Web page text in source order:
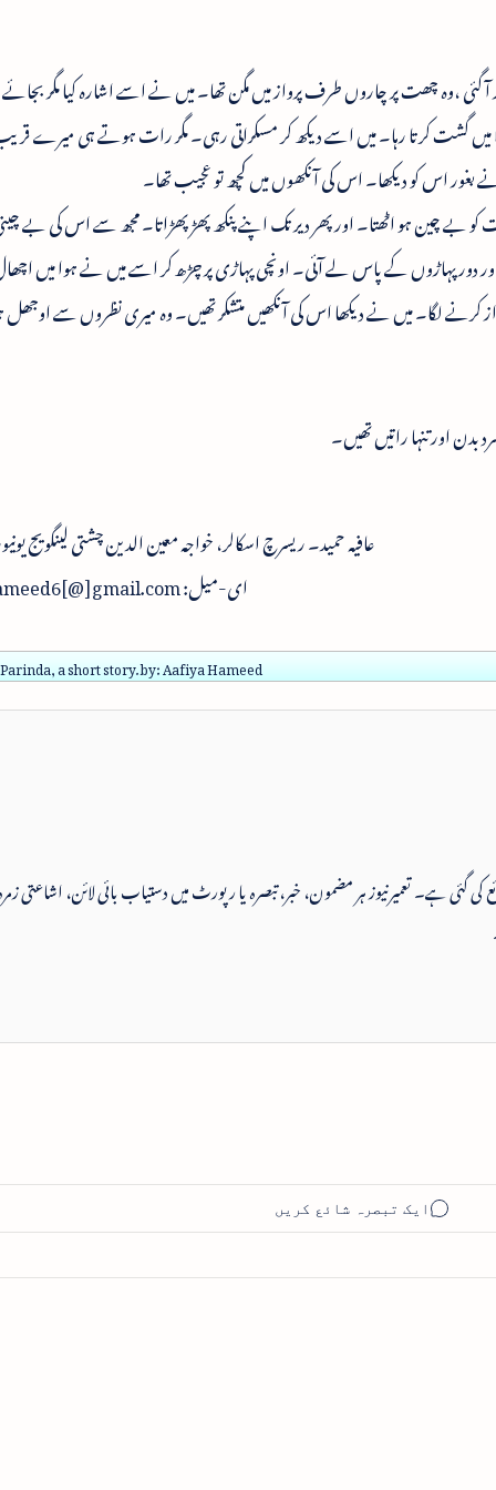
آ گئی ،وہ چھت پر چاروں طرف پرواز میں مگن تھا۔ میں نے اسے اشارہ کیا مگر
گشت کرتا رہا۔ میں اسے دیکھ کر مسکراتی رہی۔ مگر رات ہوتے ہی میرے
اس کو دیکھا۔ اس کی آنکھوں میں کچھ تو عجیب تھا۔
بے چین ہو اٹھتا۔ اور پھر دیر تک اپنے پنکھ پھڑپھڑاتا۔ مجھ سے اس کی بے
دور پہاڑوں کے پاس لے آئی۔ اونچی پہاڑی پر چڑھ کر اسے میں نے ہوا میں
کرنے لگا۔ میں نے دیکھا اس کی آنکھیں متشکر تھیں۔ وہ میری نظروں سے اوجھل
اور تنہا راتیں تھیں۔
عافیہ حمید۔ ریسرچ اسکالر، خواجہ معین الدین چشتی لینگویج
ای-میل: aafiyahameed6[@]gmail.com
a short story. by: Aafiya Hameed
کی گئی ہے۔ تعمیرنیوز ہر مضمون، خبر، تبصرہ یا رپورٹ میں دستیاب بائی لائن، اشاعتی